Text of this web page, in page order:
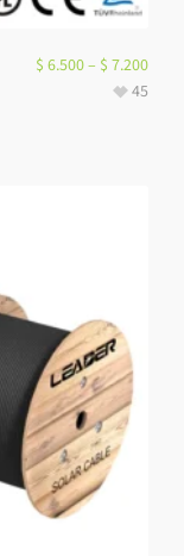
$ 6.500– $ 7.200
45